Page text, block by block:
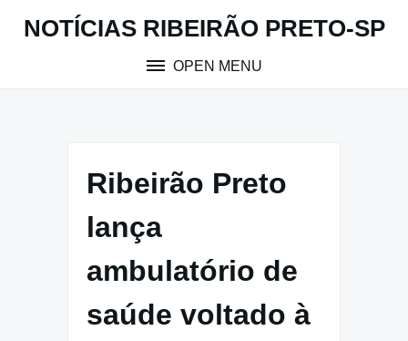
NOTÍCIAS RIBEIRÃO PRETO-SP
OPEN MENU
Ribeirão Preto
lança
ambulatório de
saúde voltado à